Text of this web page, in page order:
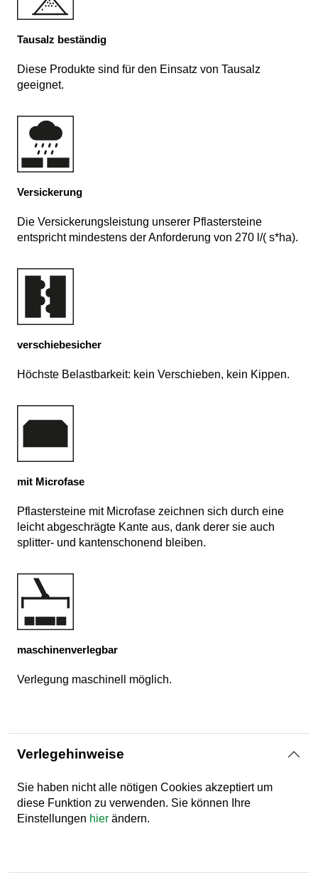
Tausalz beständig
Diese Produkte sind für den Einsatz von Tausalz
geeignet.
Versickerung
Die Versickerungsleistung unserer Pflastersteine
entspricht mindestens der Anforderung von 270 l/( s*ha).
verschiebesicher
Höchste Belastbarkeit: kein Verschieben, kein Kippen.
mit Microfase
Pflastersteine mit Microfase zeichnen sich durch eine
leicht abgeschrägte Kante aus, dank derer sie auch
splitter- und kantenschonend bleiben.
maschinenverlegbar
Verlegung maschinell möglich.
Verlegehinweise
Sie haben nicht alle nötigen Cookies akzeptiert um
diese Funktion zu verwenden. Sie können Ihre
Einstellungen hier ändern.